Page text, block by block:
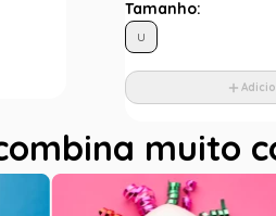
Tamanho:
U
muito